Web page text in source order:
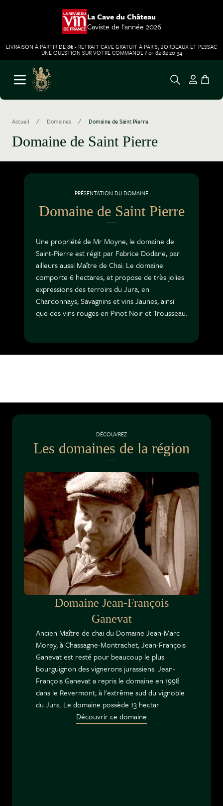
La Cave du Château
Caviste de l'année 2026
LIVRAISON À PARTIR DE 8€ - RETRAIT CAVE GRATUIT À PARIS, BORDEAUX ET PESSAC
UNE QUESTION SUR VOTRE COMMANDE ? 01 82 82 20 34
Aller au contenu
Ouvrir le menu
Accueil / Domaines / Domaine de Saint Pierre
Domaine de Saint Pierre
PRÉSENTATION DU DOMAINE
Domaine de Saint Pierre
Une propriété de Mr Moyne, le domaine de
Saint-Pierre est régit par Fabrice Dodane, par
ailleurs aussi Maître de Chai. Le domaine
comporte 6 hectares, et propose de très jolies
expressions des terroirs du Jura, en
Chardonnays, Savagnins et vins Jaunes, ainsi
que des vins rouges en Pinot Noir et Trousseau.
DÉCOUVREZ
Les domaines de la région
Domaine Jean-François
Ganevat
Ancien Maître de chai du Domaine Jean-Marc
Morey, à Chassagne-Montrachet, Jean-François
Ganevat est resté pour beaucoup le plus
bourguignon des vignerons jurassiens. Jean-
François Ganevat a repris le domaine en 1998
dans le Revermont, à l'extrême sud du vignoble
du Jura. Le domaine possède 13 hectar
Découvrir ce domaine